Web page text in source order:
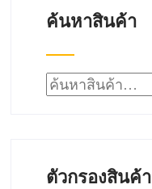
ค้นหาสินค้า
ค้นหา:
ตัวกรองสินค้า